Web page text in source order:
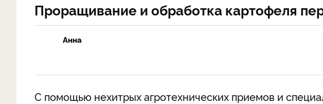
Проращивание и обработка картофеля
Анна
С помощью нехитрых агротехнических приемов и